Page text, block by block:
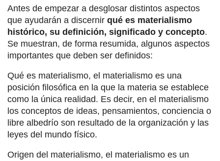
Antes de empezar a desglosar distintos aspectos
que ayudarán a discernir qué es materialismo
histórico, su definición, significado y concepto.
Se muestran, de forma resumida, algunos aspectos
importantes que deben ser definidos:
Qué es materialismo, el materialismo es una
posición filosófica en la que la materia se establece
como la única realidad. Es decir, en el materialismo
los conceptos de ideas, pensamientos, conciencia o
libre albedrío son resultado de la organización y las
leyes del mundo físico.
Origen del materialismo, el materialismo es un